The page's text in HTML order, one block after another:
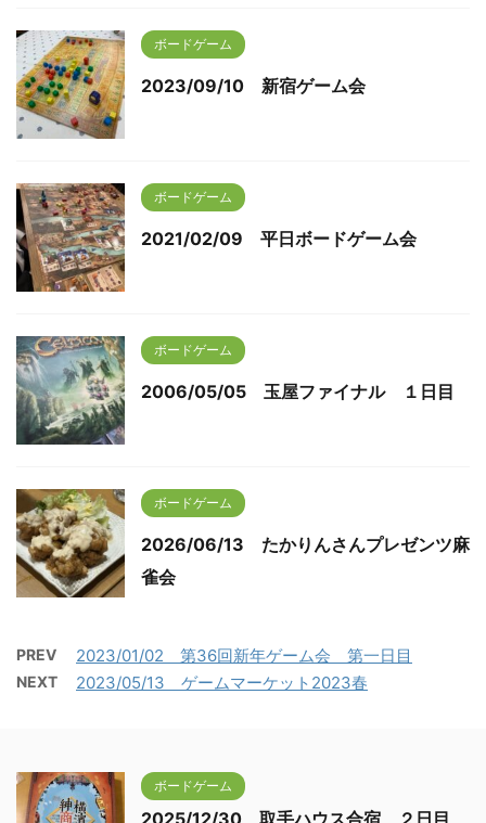
ボードゲーム
2023/09/10 新宿ゲーム会
ボードゲーム
2021/02/09 平日ボードゲーム会
ボードゲーム
2006/05/05 玉屋ファイナル １日目
ボードゲーム
2026/06/13 たかりんさんプレゼンツ麻
雀会
PREV 2023/01/02 第36回新年ゲーム会 第一日目
NEXT 2023/05/13 ゲームマーケット2023春
ボードゲーム